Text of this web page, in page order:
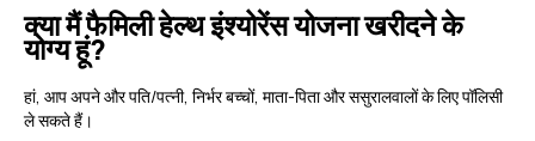
क्या मैं फैमिली हेल्थ इंश्योरेंस योजना खरीदने के
योग्य हूं?
हां, आप अपने और पति/पत्नी, निर्भर बच्चों, माता-पिता और ससुरालवालों के लिए पॉलिसी
ले सकते हैं।